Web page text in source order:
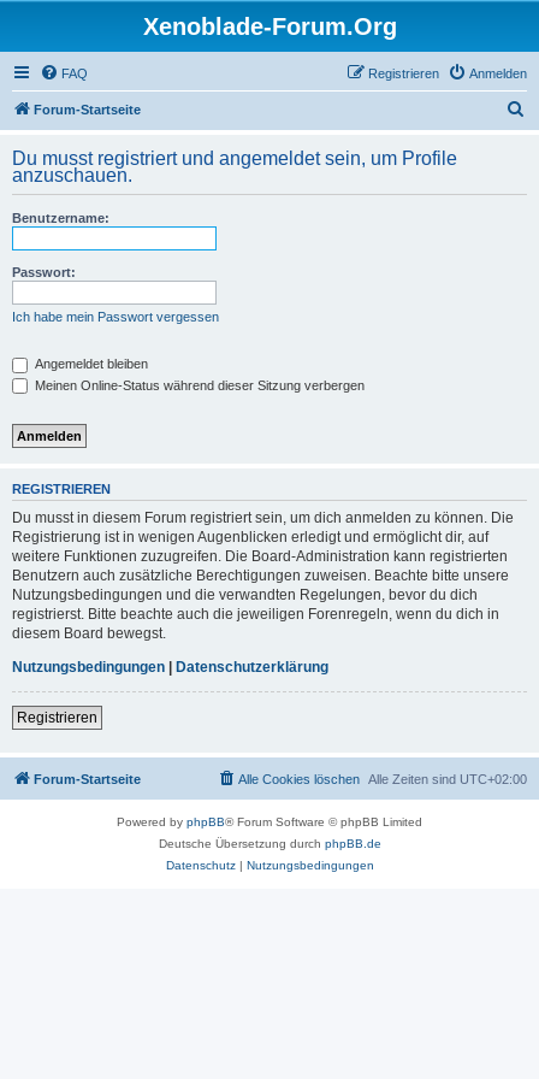
Xenoblade-Forum.Org
FAQ Anmelden
Registrieren
Forum-Startseite
h
Du musst registriert und angemeldet sein, um Profile
anzuschauen.
Benutzername:
Passwort:
Ich habe mein Passwort vergessen
Angemeldet bleiben
Meinen Online-Status während dieser Sitzung verbergen
REGISTRIEREN
Du musst in diesem Forum registriert sein, um dich anmelden zu können. Die
Registrierung ist in wenigen Augenblicken erledigt und ermöglicht dir, auf
weitere Funktionen zuzugreifen. Die Board-Administration kann registrierten
Benutzern auch zusätzliche Berechtigungen zuweisen. Beachte bitte unsere
Nutzungsbedingungen und die verwandten Regelungen, bevor du dich
registrierst. Bitte beachte auch die jeweiligen Forenregeln, wenn du dich in
diesem Board bewegst.
Nutzungsbedingungen | Datenschutzerklärung
Registrieren
Forum-Startseite Alle Zeiten sind UTC+02:00
Alle Cookies löschen
Powered by phpBB® Forum Software © phpBB Limited
Deutsche Übersetzung durch phpBB.de
Datenschutz| Nutzungsbedingungen